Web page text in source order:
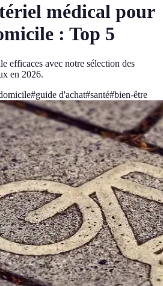
médical pour
: Top 5
efficaces avec notre sélection des
en 2026.
#guide d'achat#santé#bien-être